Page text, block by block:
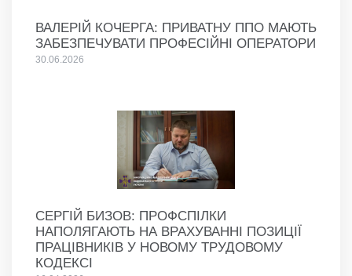
ВАЛЕРІЙ КОЧЕРГА: ПРИВАТНУ ППО МАЮТЬ
ЗАБЕЗПЕЧУВАТИ ПРОФЕСІЙНІ ОПЕРАТОРИ
30.06.2026
СЕРГІЙ БИЗОВ: ПРОФСПІЛКИ
НАПОЛЯГАЮТЬ НА ВРАХУВАННІ ПОЗИЦІЇ
ПРАЦІВНИКІВ У НОВОМУ ТРУДОВОМУ
КОДЕКСІ